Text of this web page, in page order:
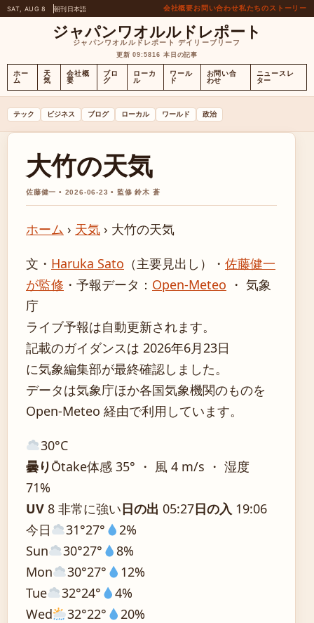
SAT, AUG 8 朝刊日本語 会社概要お問い合わせ私たちのストーリー
ジャパンワオルルドレポート
ジャパンワオルルドレポート デイリーブリーフ
更新 09:5816 本日の記事
ホー
ム
天
気
会社概
要
ブロ
グ
ローカ
ル
ワール
ド
お問い合
わせ
ニュースレ
ター
テック ビジネス ブログ ローカル ワールド 政治
大竹の天気
佐藤健一 • 2026-06-23 • 監修 鈴木 蒼
ホーム › 天気 › 大竹の天気
文・ Haruka Sato （主要見出し） ・ 佐藤健一
が監修 ・ 予報データ： Open-Meteo ・ 気象
庁
ライブ予報は自動更新されます。
記載のガイダンスは 2026年6月23日
に気象編集部が最終確認しました。
データは気象庁ほか各国気象機関のものを
Open-Meteo 経由で利用しています。
30°C
曇りŌtake体感 35° ・ 風 4 m/s ・ 湿度
71%
UV 8 非常に強い日の出 05:27日の入 19:06
今日
31°27°
2%
Sun
30°27°
8%
Mon
30°27°
12%
Tue
32°24°
4%
Wed
32°22°
20%